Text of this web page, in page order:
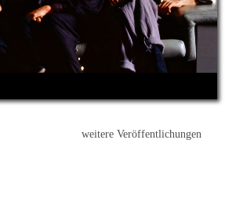
weitere Veröffentlichungen